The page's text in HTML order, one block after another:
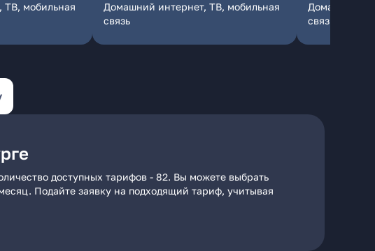
ТВ, мобильная
Домашний интернет, ТВ, мобильная
связь
Домашний
связь
доступных тарифов - 82. Вы можете выбрать
Подайте заявку на подходящий тариф, учитывая